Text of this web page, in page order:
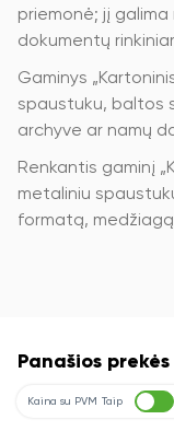
priemonė; jį
dokumentų
Gaminys
spaustuku, baltos
archyve ar namų
Renkantis gaminį
metaliniu
formatą,
Panašios prekės
Kaina su PVM Taip